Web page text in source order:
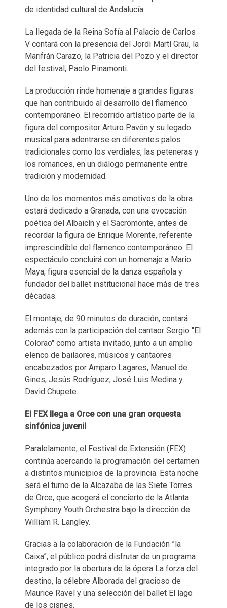
de identidad cultural de Andalucía.
La llegada de la Reina Sofía al Palacio de Carlos
V contará con la presencia del Jordi Martí Grau, la
Marifrán Carazo, la Patricia del Pozo y el director
del festival, Paolo Pinamonti.
La producción rinde homenaje a grandes figuras
que han contribuido al desarrollo del flamenco
contemporáneo. El recorrido artístico parte de la
figura del compositor Arturo Pavón y su legado
musical para adentrarse en diferentes palos
tradicionales como los verdiales, las peteneras y
los romances, en un diálogo permanente entre
tradición y modernidad.
Uno de los momentos más emotivos de la obra
estará dedicado a Granada, con una evocación
poética del Albaicín y el Sacromonte, antes de
recordar la figura de Enrique Morente, referente
imprescindible del flamenco contemporáneo. El
espectáculo concluirá con un homenaje a Mario
Maya, figura esencial de la danza española y
fundador del ballet institucional hace más de tres
décadas.
El montaje, de 90 minutos de duración, contará
además con la participación del cantaor Sergio "El
Colorao" como artista invitado, junto a un amplio
elenco de bailaores, músicos y cantaores
encabezados por Amparo Lagares, Manuel de
Gines, Jesús Rodríguez, José Luis Medina y
David Chupete.
El FEX llega a Orce con una gran orquesta
sinfónica juvenil
Paralelamente, el Festival de Extensión (FEX)
continúa acercando la programación del certamen
a distintos municipios de la provincia. Esta noche
será el turno de la Alcazaba de las Siete Torres
de Orce, que acogerá el concierto de la Atlanta
Symphony Youth Orchestra bajo la dirección de
William R. Langley.
Gracias a la colaboración de la Fundación ”la
Caixa”, el público podrá disfrutar de un programa
integrado por la obertura de la ópera La forza del
destino, la célebre Alborada del gracioso de
Maurice Ravel y una selección del ballet El lago
de los cisnes.